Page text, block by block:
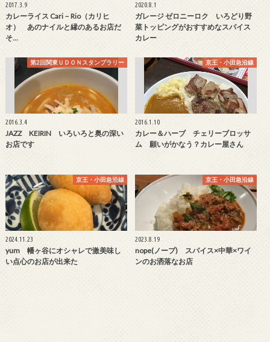
2017.3.9
カレーライス Cari－Rio（カリヒ
オ） あのナイルと縁のあるお店だ
そ…
2020.8.1
ガレージ ゼロニーロク いろどり野
菜トッピングがおすすめなスパイス
カレー
第2回関東ＵＤＯＮスタンプラリー
2016.3.4
JAZZ KEIRIN いろいろと奥の深い
お店です
京王・小田急沿線
2016.1.10
カレー＆ハーブ チェリーブロッサ
ム 願いがかなう？カレー屋さん
京王・小田急沿線
2024.11.23
yum 幡ヶ谷にオシャレで激美味し
い点心のお店が出来た
京王・小田急沿線
2023.8.19
nope(ノープ) スパイス×中華×ワイ
ンのお洒落なお店